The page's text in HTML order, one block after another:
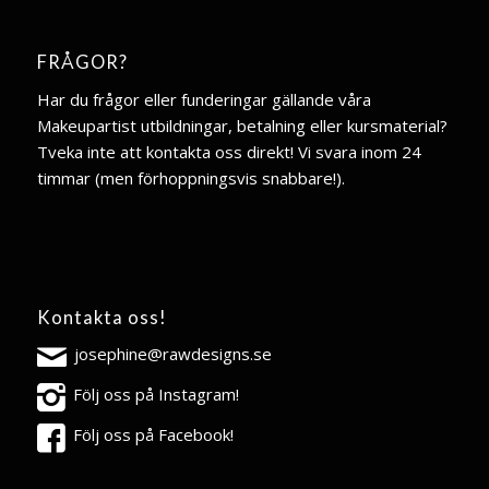
FRÅGOR?
Har du frågor eller funderingar gällande våra
Makeupartist utbildningar, betalning eller kursmaterial?
Tveka inte att kontakta oss direkt! Vi svara inom 24
timmar (men förhoppningsvis snabbare!).
Kontakta oss!
josephine@rawdesigns.se
Följ oss på Instagram!
Följ oss på Facebook!